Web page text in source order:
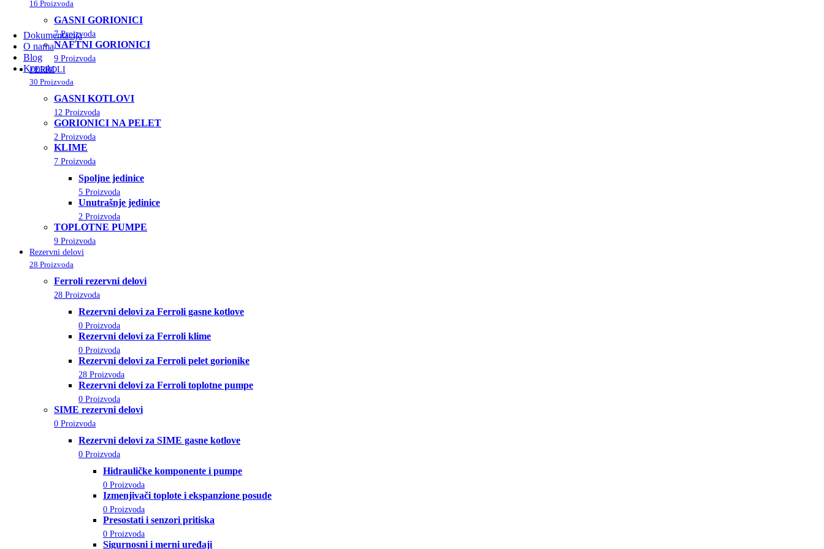
Dokumentacija
O nama
Blog
Kontakt
16 Proizvoda
GASNI GORIONICI
7 Proizvoda
NAFTNI GORIONICI
9 Proizvoda
FERROLI
30 Proizvoda
GASNI KOTLOVI
12 Proizvoda
GORIONICI NA PELET
2 Proizvoda
KLIME
7 Proizvoda
Spoljne jedinice
5 Proizvoda
Unutrašnje jedinice
2 Proizvoda
TOPLOTNE PUMPE
9 Proizvoda
Rezervni delovi
28 Proizvoda
Ferroli rezervni delovi
28 Proizvoda
Rezervni delovi za Ferroli gasne kotlove
0 Proizvoda
Rezervni delovi za Ferroli klime
0 Proizvoda
Rezervni delovi za Ferroli pelet gorionike
28 Proizvoda
Rezervni delovi za Ferroli toplotne pumpe
0 Proizvoda
SIME rezervni delovi
0 Proizvoda
Rezervni delovi za SIME gasne kotlove
0 Proizvoda
Hidrauličke komponente i pumpe
0 Proizvoda
Izmenjivači toplote i ekspanzione posude
0 Proizvoda
Presostati i senzori pritiska
0 Proizvoda
Sigurnosni i merni uređaji